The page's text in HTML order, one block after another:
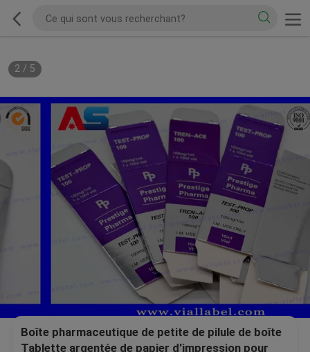
2/ 5
Boîte pharmaceutique de petite de pilule de boîte
Tablette argentée de papier d'impression pour